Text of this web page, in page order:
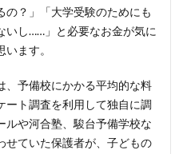
の？」「大学受験のためにも
いし……」と必要なお金が気に
ます。
、予備校にかかる平均的な料
ート調査を利用して独自に調
ルや河合塾、駿台予備学校な
せていた保護者が、子どもの